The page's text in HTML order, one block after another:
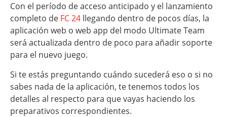
Con el período de acceso anticipado y el lanzamiento
completo de FC 24 llegando dentro de pocos días, la
aplicación web o web app del modo Ultimate Team
será actualizada dentro de poco para añadir soporte
para el nuevo juego.
Si te estás preguntando cuándo sucederá eso o si no
sabes nada de la aplicación, te tenemos todos los
detalles al respecto para que vayas haciendo los
preparativos correspondientes.